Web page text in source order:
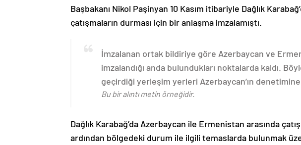
Başbakanı Nikol Paşinyan 10 Kasım itibariyle Dağlık
çatışmaların durması için bir anlaşma imzalamıştı.
İmzalanan ortak bildiriye göre Azerbaycan ve
imzalandığı anda bulundukları noktalarda kaldı.
geçirdiği yerleşim yerleri Azerbaycan’ın
Bu bir alıntı metin örneğidir.
Dağlık Karabağ’da Azerbaycan ile Ermenistan arasında
ardından bölgedeki durum ile ilgili temaslarda bulunmak